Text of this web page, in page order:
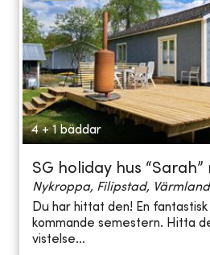
4 + 1 bäddar
SG holiday hus “Sarah”
Nykroppa, Filipstad, Värmland
Du har hittat den! En
kommande semestern. Hitta
vistelse...